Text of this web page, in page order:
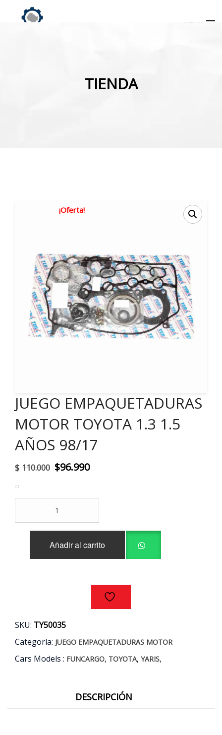
MENU
TIENDA
¡Oferta!
JUEGO EMPAQUETADURAS
MOTOR TOYOTA 1.3 1.5
AÑOS 98/17
$ 110.000 El
original
era:
$110.000.
$96.990El
actual
$96.990.
EMPAQUETADURAS
MOTOR
TOYOTA
Añadir al carrito
SKU: TY50035
Categoría: JUEGO EMPAQUETADURAS MOTOR
Cars Models : FUNCARGO, TOYOTA, YARIS,
DESCRIPCIÓN